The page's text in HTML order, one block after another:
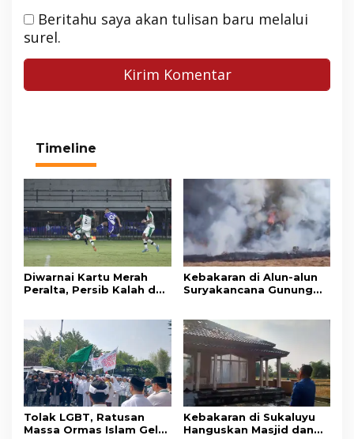
Beritahu saya akan tulisan baru melalui
surel.
Timeline
Diwarnai Kartu Merah
Peralta, Persib Kalah dari
Kebakaran di Alun-alun
Suryakancana Gunung
Masih Bersiaga
Tolak LGBT, Ratusan
Massa Ormas Islam Gelar
Kebakaran di Sukaluyu
Hanguskan Masjid dan